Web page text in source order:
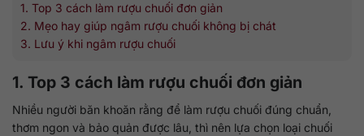
1. Top 3 cách làm rượu chuối đơn giản
2. Mẹo hay giúp ngâm rượu chuối không bị chát
3. Lưu ý khi ngâm rượu chuối
1. Top 3 cách làm rượu chuối đơn giản
Nhiều người băn khoăn rằng để làm rượu chuối đúng chuẩn,
thơm ngon và bảo quản được lâu, thì nên lựa chọn loại chuối